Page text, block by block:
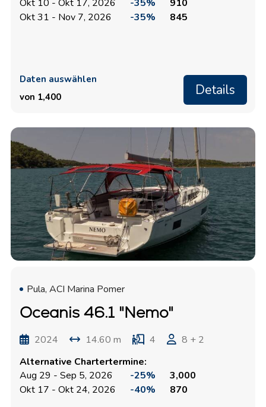
Okt 10 - Okt 17, 2026 -35%
910
Okt 31 - Nov 7, 2026
-35% 845
Daten auswählen
von 1,400
Details
Pula, ACI Marina Pomer
Oceanis 46.1 "Nemo"
2024 14.60 m 4
8 + 2
Alternative Chartertermine:
Aug 29 - Sep 5, 2026
-25%
3,000
Okt 17 - Okt 24, 2026
-40% 870